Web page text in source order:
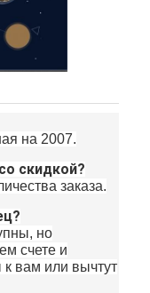
на 2007.
скидкой?
заказа.
но
счете и
вам или вычтут